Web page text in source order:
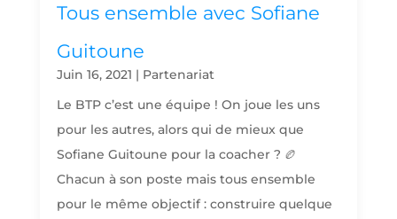
Tous ensemble avec Sofiane
Guitoune
Juin 16, 2021 | Partenariat
Le BTP c’est une équipe ! On joue les uns
pour les autres, alors qui de mieux que
Sofiane Guitoune pour la coacher ? 🏉
Chacun à son poste mais tous ensemble
pour le même objectif : construire quelque